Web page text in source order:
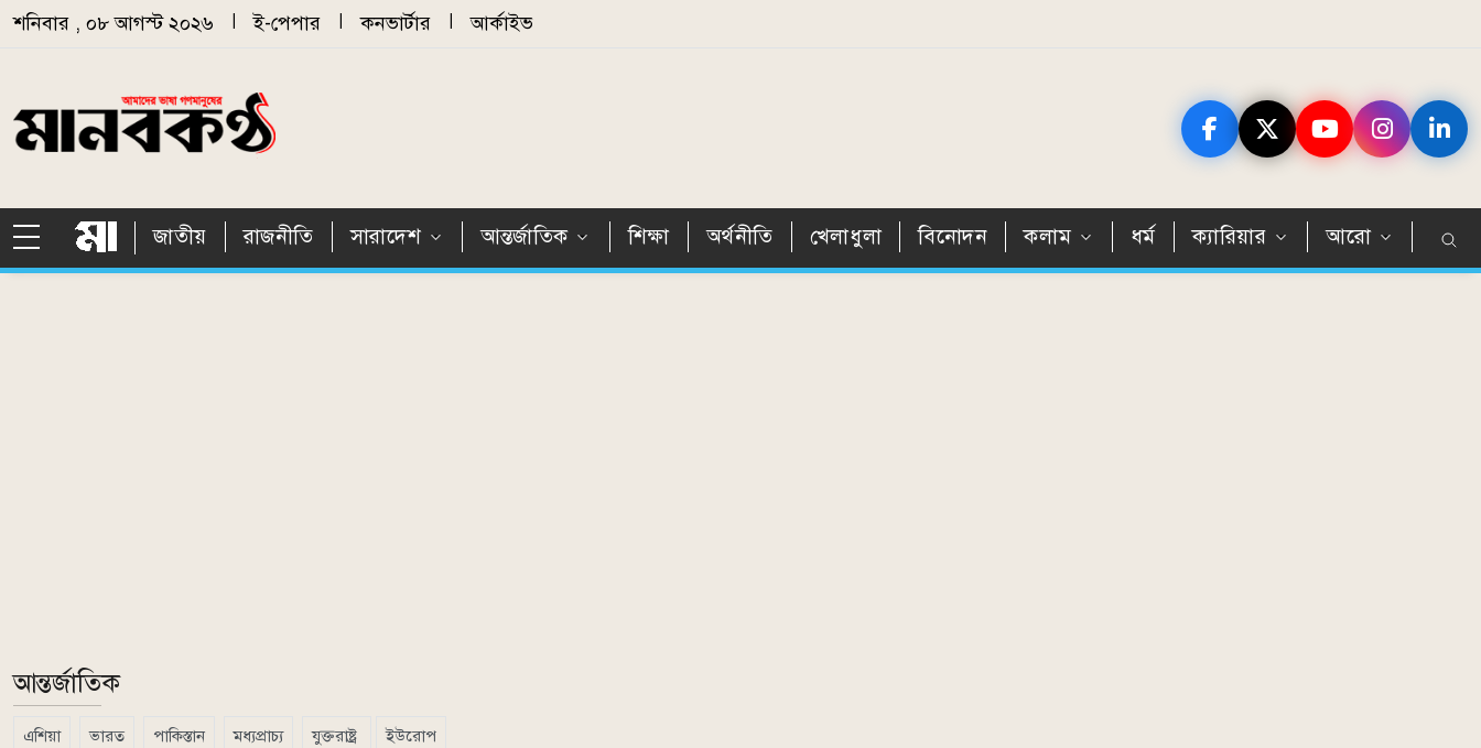
Skip to main content
শনিবার , ০৮ আগস্ট ২০২৬ ই-পেপার কনভার্টার আর্কাইভ
জাতীয় রাজনীতি সারাদেশ আন্তর্জাতিক শিক্ষা অর্থনীতি খেলাধুলা বিনোদন কলাম ধর্ম ক্যারিয়ার আরো
আন্তর্জাতিক
এশিয়া ভারত পাকিস্তান মধ্যপ্রাচ্য যুক্তরাষ্ট্র ইউরোপ